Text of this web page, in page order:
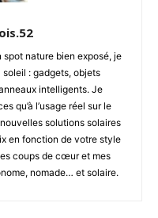
nature bien exposé, je
: gadgets, objets
intelligents. Je
qu’à l’usage réel sur le
solutions solaires
en fonction de votre style
coups de cœur et mes
nomade… et solaire.